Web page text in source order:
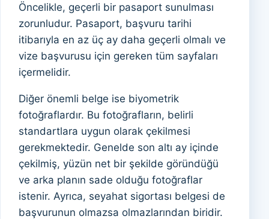
Öncelikle, geçerli bir pasaport sunulması
zorunludur. Pasaport, başvuru tarihi
itibarıyla en az üç ay daha geçerli olmalı ve
vize başvurusu için gereken tüm sayfaları
içermelidir.
Diğer önemli belge ise biyometrik
fotoğraflardır. Bu fotoğrafların, belirli
standartlara uygun olarak çekilmesi
gerekmektedir. Genelde son altı ay içinde
çekilmiş, yüzün net bir şekilde göründüğü
ve arka planın sade olduğu fotoğraflar
istenir. Ayrıca, seyahat sigortası belgesi de
başvurunun olmazsa olmazlarından biridir.